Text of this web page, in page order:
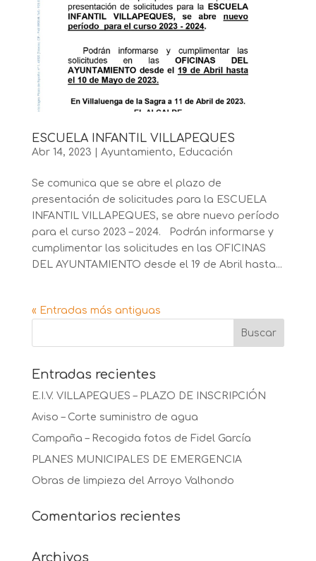
ESCUELA INFANTIL VILLAPEQUES
Abr 14, 2023 Ayuntamiento, Educación
Se comunica que se abre el plazo de
presentación de solicitudes para la ESCUELA
INFANTIL VILLAPEQUES, se abre nuevo período
para el curso 2023 – 2024. Podrán informarse y
cumplimentar las solicitudes en las OFICINAS
DEL AYUNTAMIENTO desde el 19 de Abril hasta...
« Entradas más antiguas
Entradas recientes
E.I.V. VILLAPEQUES – PLAZO DE INSCRIPCIÓN
Aviso – Corte suministro de agua
Campaña – Recogida fotos de Fidel García
PLANES MUNICIPALES DE EMERGENCIA
Obras de limpieza del Arroyo Valhondo
Comentarios recientes
Archivos